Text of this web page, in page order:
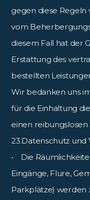
gegen diese
vom
diesem Fall hat der
Erstattung des
bestellten
Wir bedanken uns
für die Einhaltung
einen
23.Datenschutz
• Die
Eingänge, Flure,
Parkplätze) werden